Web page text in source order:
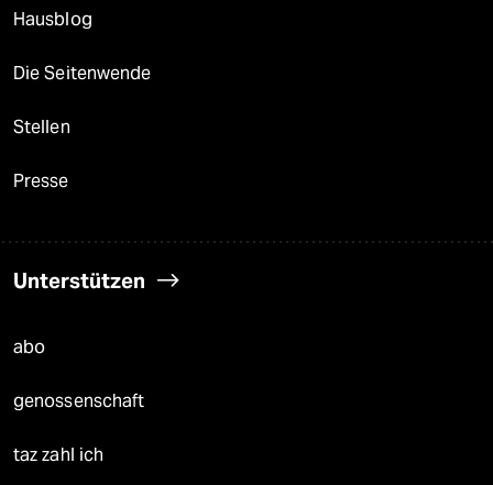
Hausblog
Die Seitenwende
Stellen
Presse
Unterstützen
abo
genossenschaft
taz zahl ich